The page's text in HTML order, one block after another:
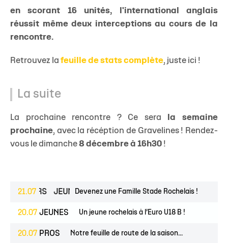
en scorant 16 unités, l'international anglais
réussit même deux interceptions au cours de la
rencontre.
Retrouvez la feuille de stats complète, juste ici !
La suite
La prochaine rencontre ? Ce sera
la semaine
prochaine, avec la récéption de Gravelines ! Rendez-
vous le dimanche 8 décembre à 16h30 !
21.07
ESPOIRS JEUNES Devenez une Famille Stade Rochelais !
20.07 JEUNES Un jeune rochelais à l’Euro U18 B !
20.07 PROS Notre feuille de route de la saison...